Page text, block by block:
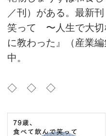
／刊）がある。最新
笑って 〜人生で大切
に教わった』（産業
中。
◇ ◇ ◇